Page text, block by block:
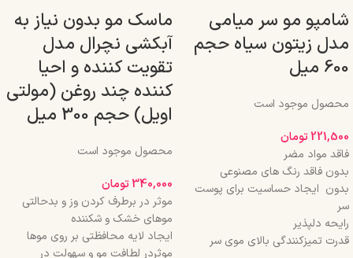
شامپو مو سر میامی
مدل زیتون سیاه حجم
600 میل
محصول موجود است
221,500تومان
فاقد مواد مضر
بدون فاقد رنگ های مصنوعی
بدون ایجاد حساسیت برای پوست
سر
رایحه دلپذیر
قدرت تمیزکنندگی بالای موی سر
ماسک مو بدون نیاز به
آبکشی نچرال مدل
تقویت کننده و احیا
کننده چند روغن (مولتی
اویل) حجم 300 میل
محصول موجود است
340,000تومان
موثر در برطرف کردن وز و بدحالتی
موهای خشک و شکننده
ایجاد لایه محافظتی بر روی موها
موثردر لطافت مو و سهولت در